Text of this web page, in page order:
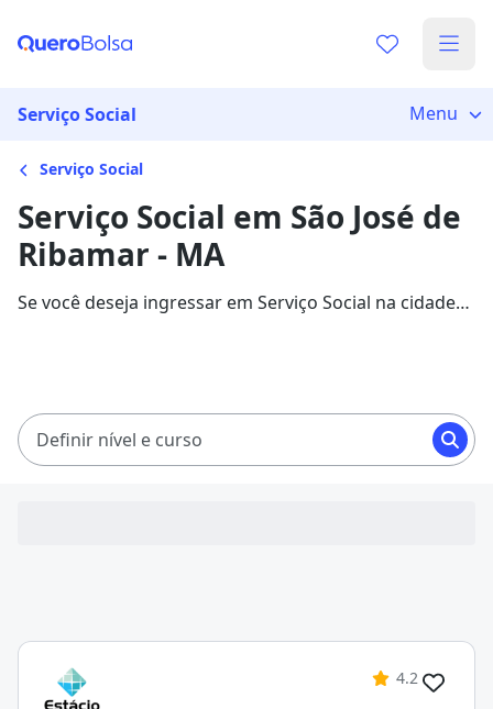
Serviço Social Menu
Serviço Social
Serviço Social em São José de
Ribamar - MA
Se você deseja ingressar em Serviço Social na cidade
Definir nível e curso
4.2